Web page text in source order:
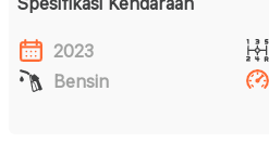
2023
Bensin